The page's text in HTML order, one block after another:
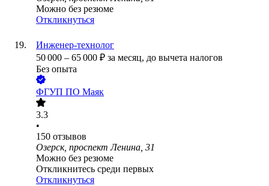
Можно без резюме
Откликнуться
Инженер-технолог
50 000 – 65 000 ₽ за месяц, до вычета налогов
Без опыта
ФГУП ПО Маяк
3.3
•
150 отзывов
Озерск, проспект Ленина, 31
Можно без резюме
Откликнитесь среди первых
Откликнуться